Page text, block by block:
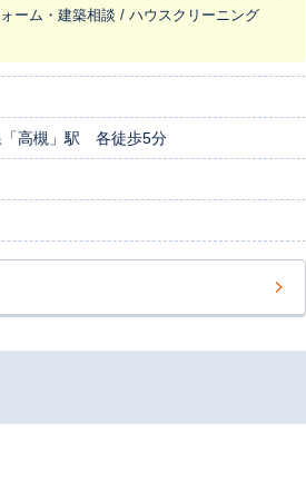
ーム・建築相談 / ハウスクリーニング
高槻」駅 各徒歩5分